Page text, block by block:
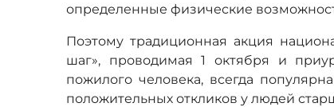
определенные физические
Поэтому традиционная акция
шаг», проводимая 1 октября и
пожилого человека, всегда
положительных откликов у людей